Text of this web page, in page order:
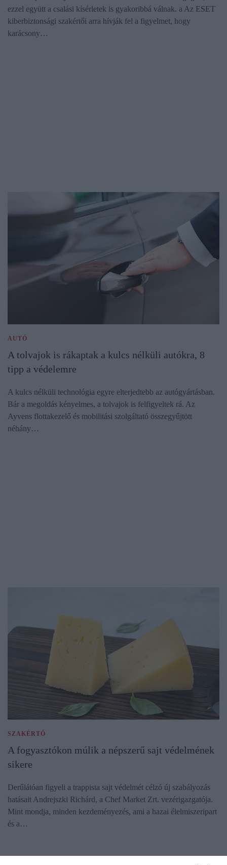
ezzel együtt a csalási kísérletek is gyakoribbá válnak. a Az ESET
kiberbiztonsági szakértői arra hívják fel a figyelmet, hogy
karácsony…
AUTÓ
A tolvajok is rákaptak a kulcs nélküli autókra, 8
tipp a védelemre
A kulcs nélküli technológia egyre elterjedtebb az autógyártásban.
Bár a megoldás kényelmes, a tolvajok is felfigyeltek rá. Az
Ayvens flottakezelő és mobilitási szolgáltató összegyűjtött
néhány…
SZAKÉRTŐ
A fogyasztókon múlik a népszerű sajt védelmének
sikere
Derűlátóan figyeli a trappista sajt védelmét célzó új szabályozás
hatásait Andrejszki Richárd, a Chef Market Zrt. vezérigazgatója.
Mint mondja, minden kezdeményezés, ami a hazai élelmiszeripart
és a…